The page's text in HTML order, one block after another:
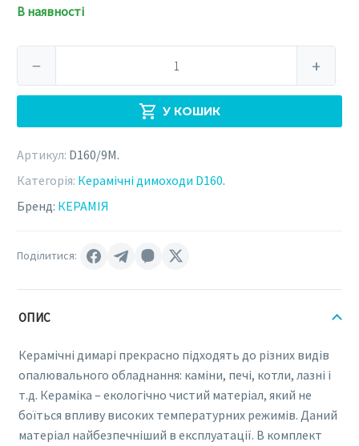
В наявності
КЕРАМІЯ
9
метрів
кількість
− +
У КОШИК
Артикул: D160/9M.
Категорія: Керамічні димоходи D160.
Бренд: КЕРАМІЯ
Поділитися:
ОПИС
Керамічні димарі прекрасно підходять до різних видів
опалювального обладнання: каміни, печі, котли, лазні і
т.д. Кераміка – екологічно чистий матеріал, який не
боїться впливу високих температурних режимів. Даний
матеріал найбезпечніший в експлуатації. В комплект